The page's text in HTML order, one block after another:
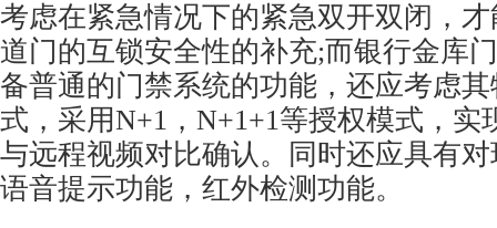
考虑在紧急情况下的紧急双开双闭，
道门的互锁安全性的补充;而银行金库
备普通的门禁系统的功能，还应考虑
式，采用N+1，N+1+1等授权模式，实
与远程视频对比确认。同时还应具有
语音提示功能，红外检测功能。